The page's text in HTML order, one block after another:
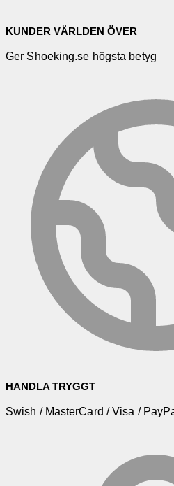
KUNDER VÄRLDEN ÖVER
Ger Shoeking.se högsta betyg
HANDLA TRYGGT
Swish / MasterCard / Visa /